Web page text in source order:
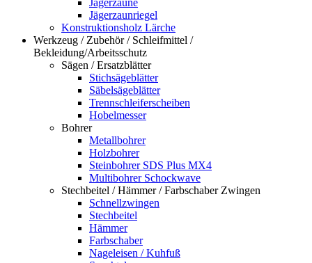
Jägerzäune
Jägerzaunriegel
Konstruktionsholz Lärche
Werkzeug / Zubehör / Schleifmittel /
Bekleidung/Arbeitsschutz
Sägen / Ersatzblätter
Stichsägeblätter
Säbelsägeblätter
Trennschleiferscheiben
Hobelmesser
Bohrer
Metallbohrer
Holzbohrer
Steinbohrer SDS Plus MX4
Multibohrer Schockwave
Stechbeitel / Hämmer / Farbschaber Zwingen
Schnellzwingen
Stechbeitel
Hämmer
Farbschaber
Nageleisen / Kuhfuß